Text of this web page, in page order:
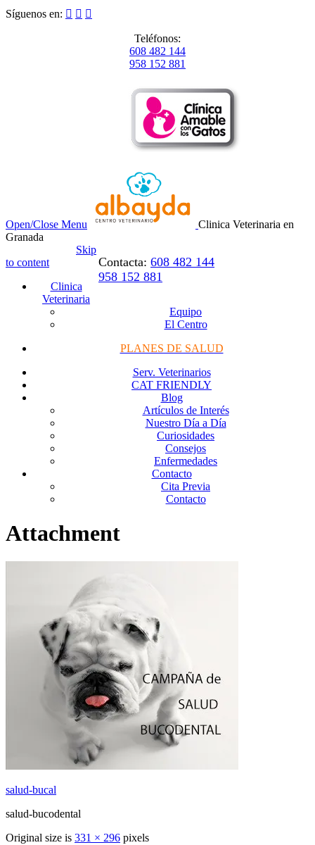
Síguenos en:   
Teléfonos:
608 482 144
958 152 881
Open/Close Menu
Clinica Veterinaria en
Granada
Contacta: 608 482 144
958 152 881
Skip
to content
Clinica
Veterinaria
Equipo
El Centro
PLANES DE SALUD
Serv. Veterinarios
CAT FRIENDLY
Blog
Artículos de Interés
Nuestro Día a Día
Curiosidades
Consejos
Enfermedades
Contacto
Cita Previa
Contacto
Attachment
salud-bucal
salud-bucodental
Original size is 331 × 296 pixels